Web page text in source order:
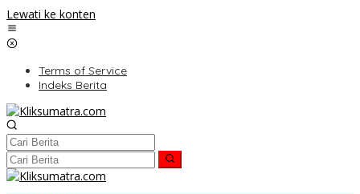
Lewati ke konten
Terms of Service
Indeks Berita